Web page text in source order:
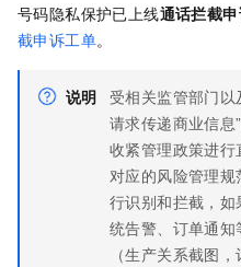
号码隐私保护已上线通话拦截
截申诉工单。
说明 受相关监管部门以
请求传递商业信息
收紧管理政策进
对应的风险管理
行识别和拦截，
统告警、订单通
（生产关系截图